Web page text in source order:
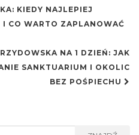
KIEDY NAJLEPIEJ
CO WARTO ZAPLANOWAĆ
NA 1 DZIEŃ: JAK
SANKTUARIUM I OKOLIC
BEZ POŚPIECHU